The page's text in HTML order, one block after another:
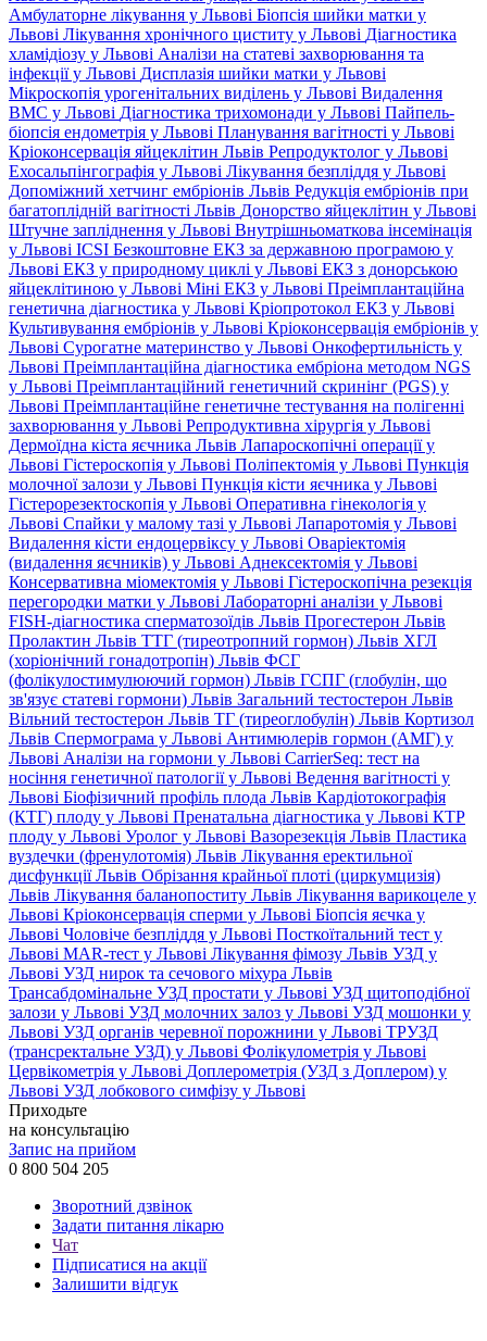
Амбулаторне лікування у Львові Біопсія шийки матки у
Львові Лікування хронічного циститу у Львові Діагностика
хламідіозу у Львові Аналізи на статеві захворювання та
інфекції у Львові Дисплазія шийки матки у Львові
Мікроскопія урогенітальних виділень у Львові Видалення
ВМС у Львові Діагностика трихомонади у Львові Пайпель-
біопсія ендометрія у Львові Планування вагітності у Львові
Кріоконсервація яйцеклітин Львів Репродуктолог у Львові
Ехосальпінгографія у Львові Лікування безпліддя у Львові
Допоміжний хетчинг ембріонів Львів Редукція ембріонів при
багатоплідній вагітності Львів Донорство яйцеклітин у Львові
Штучне запліднення у Львові Внутрішньоматкова інсемінація
у Львові ICSI Безкоштовне ЕКЗ за державною програмою у
Львові ЕКЗ у природному циклі у Львові ЕКЗ з донорською
яйцеклітиною у Львові Міні ЕКЗ у Львові Преімплантаційна
генетична діагностика у Львові Кріопротокол ЕКЗ у Львові
Культивування ембріонів у Львові Кріоконсервація ембріонів у
Львові Сурогатне материнство у Львові Онкофертильність у
Львові Преімплантаційна діагностика ембріона методом NGS
у Львові Преімплантаційний генетичний скринінг (PGS) у
Львові Преімплантаційне генетичне тестування на полігенні
захворювання у Львові Репродуктивна хірургія у Львові
Дермоїдна кіста яєчника Львів Лапароскопічні операції у
Львові Гістероскопія у Львові Поліпектомія у Львові Пункція
молочної залози у Львові Пункція кісти яєчника у Львові
Гістерорезектоскопія у Львові Оперативна гінекологія у
Львові Спайки у малому тазі у Львові Лапаротомія у Львові
Видалення кісти ендоцервіксу у Львові Оваріектомія
(видалення яєчників) у Львові Аднексектомія у Львові
Консервативна міомектомія у Львові Гістероскопічна резекція
перегородки матки у Львові Лабораторні аналізи у Львові
FISH-діагностика сперматозоїдів Львів Прогестерон Львів
Пролактин Львів ТТГ (тиреотропний гормон) Львів ХГЛ
(хоріонічний гонадотропін) Львів ФСГ
(фолікулостимулюючий гормон) Львів ГСПГ (глобулін, що
зв'язує статеві гормони) Львів Загальний тестостерон Львів
Вільний тестостерон Львів ТГ (тиреоглобулін) Львів Кортизол
Львів Спермограма у Львові Антимюлерів гормон (АМГ) у
Львові Аналізи на гормони у Львові CarrierSeq: тест на
носіння генетичної патології у Львові Ведення вагітності у
Львові Біофізичний профіль плода Львів Кардіотокографія
(КТГ) плоду у Львові Пренатальна діагностика у Львові КТР
плоду у Львові Уролог у Львові Вазорезекція Львів Пластика
вуздечки (френулотомія) Львів Лікування еректильної
дисфункції Львів Обрізання крайньої плоті (циркумцизія)
Львів Лікування баланопоститу Львів Лікування варикоцеле у
Львові Кріоконсервація сперми у Львові Біопсія яєчка у
Львові Чоловіче безпліддя у Львові Посткоїтальний тест у
Львові MAR-тест у Львові Лікування фімозу Львів УЗД у
Львові УЗД нирок та сечового міхура Львів
Трансабдомінальне УЗД простати у Львові УЗД щитоподібної
залози у Львові УЗД молочних залоз у Львові УЗД мошонки у
Львові УЗД органів черевної порожнини у Львові ТРУЗД
(трансректальне УЗД) у Львові Фолікулометрія у Львові
Цервікометрія у Львові Доплерометрія (УЗД з Доплером) у
Львові УЗД лобкового симфізу у Львові
Приходьте
на консультацію
Запис на прийом
0 800 504 205
Зворотний дзвінок
Задати питання лікарю
Чат
Підписатися на акції
Залишити відгук